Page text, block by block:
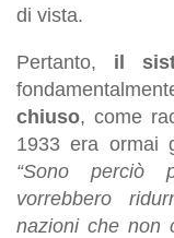
di vista.
Pertanto, il
chiuso, come
1933 era ormai
“Sono perciò
vorrebbero
nazioni che non